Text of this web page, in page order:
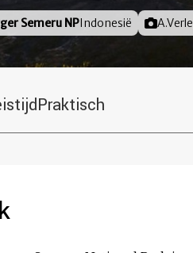
Semeru NPIndonesië Foto
Praktisch